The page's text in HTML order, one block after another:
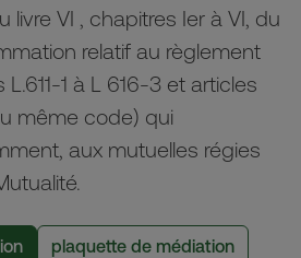
livre VI , chapitres Ier à VI, du
relatif au règlement
1 à L 616-3 et articles
même code) qui
aux mutuelles régies
plaquette de médiation